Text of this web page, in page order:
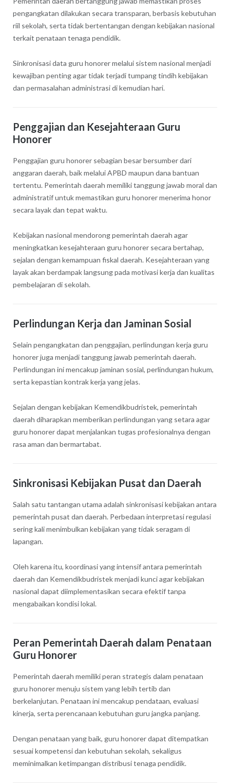
pengangkatan dilakukan secara transparan, berbasis kebutuhan
riil sekolah, serta tidak bertentangan dengan kebijakan nasional
terkait penataan tenaga pendidik.
Sinkronisasi data guru honorer melalui sistem nasional menjadi
kewajiban penting agar tidak terjadi tumpang tindih kebijakan
dan permasalahan administrasi di kemudian hari.
Penggajian dan Kesejahteraan Guru
Honorer
Penggajian guru honorer sebagian besar bersumber dari
anggaran daerah, baik melalui APBD maupun dana bantuan
tertentu. Pemerintah daerah memiliki tanggung jawab moral dan
administratif untuk memastikan guru honorer menerima honor
secara layak dan tepat waktu.
Kebijakan nasional mendorong pemerintah daerah agar
meningkatkan kesejahteraan guru honorer secara bertahap,
sejalan dengan kemampuan fiskal daerah. Kesejahteraan yang
layak akan berdampak langsung pada motivasi kerja dan kualitas
pembelajaran di sekolah.
Perlindungan Kerja dan Jaminan Sosial
Selain pengangkatan dan penggajian, perlindungan kerja guru
honorer juga menjadi tanggung jawab pemerintah daerah.
Perlindungan ini mencakup jaminan sosial, perlindungan hukum,
serta kepastian kontrak kerja yang jelas.
Sejalan dengan kebijakan Kemendikbudristek, pemerintah
daerah diharapkan memberikan perlindungan yang setara agar
guru honorer dapat menjalankan tugas profesionalnya dengan
rasa aman dan bermartabat.
Sinkronisasi Kebijakan Pusat dan Daerah
Salah satu tantangan utama adalah sinkronisasi kebijakan antara
pemerintah pusat dan daerah. Perbedaan interpretasi regulasi
sering kali menimbulkan kebijakan yang tidak seragam di
lapangan.
Oleh karena itu, koordinasi yang intensif antara pemerintah
daerah dan Kemendikbudristek menjadi kunci agar kebijakan
nasional dapat diimplementasikan secara efektif tanpa
mengabaikan kondisi lokal.
Peran Pemerintah Daerah dalam Penataan
Guru Honorer
Pemerintah daerah memiliki peran strategis dalam penataan
guru honorer menuju sistem yang lebih tertib dan
berkelanjutan. Penataan ini mencakup pendataan, evaluasi
kinerja, serta perencanaan kebutuhan guru jangka panjang.
Dengan penataan yang baik, guru honorer dapat ditempatkan
sesuai kompetensi dan kebutuhan sekolah, sekaligus
meminimalkan ketimpangan distribusi tenaga pendidik.